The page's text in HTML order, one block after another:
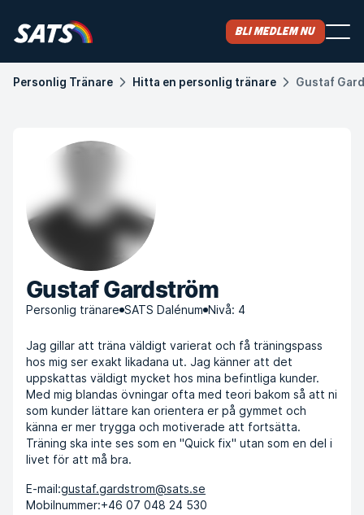
Bli medlem nu
Personlig Tränare Hitta en personlig tränare Gustaf
Gustaf Gardström
Personlig tränare SATS Dalénum Nivå: 4
Jag gillar att träna väldigt varierat och få träningspass
hos mig ser exakt likadana ut. Jag känner att det
uppskattas väldigt mycket hos mina befintliga kunder.
Med mig blandas övningar ofta med teori bakom så att ni
som kunder lättare kan orientera er på gymmet och
känna er mer trygga och motiverade att fortsätta.
Träning ska inte ses som en "Quick fix" utan som en del i
livet för att må bra.
E-mail:gustaf.gardstrom@sats.se
Mobilnummer:+46 07 048 24 530